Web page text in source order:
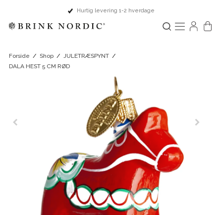
Hurtig levering 1-2 hverdage
Forside / Shop / JULETRÆSPYNT /
DALA HEST 5 CM RØD